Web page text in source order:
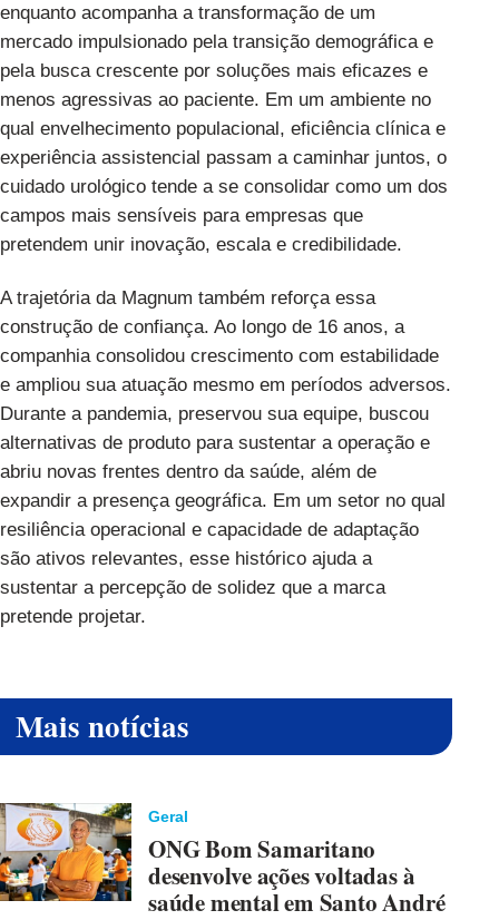
enquanto acompanha a transformação de um
mercado impulsionado pela transição demográfica e
pela busca crescente por soluções mais eficazes e
menos agressivas ao paciente. Em um ambiente no
qual envelhecimento populacional, eficiência clínica e
experiência assistencial passam a caminhar juntos, o
cuidado urológico tende a se consolidar como um dos
campos mais sensíveis para empresas que
pretendem unir inovação, escala e credibilidade.
A trajetória da Magnum também reforça essa
construção de confiança. Ao longo de 16 anos, a
companhia consolidou crescimento com estabilidade
e ampliou sua atuação mesmo em períodos adversos.
Durante a pandemia, preservou sua equipe, buscou
alternativas de produto para sustentar a operação e
abriu novas frentes dentro da saúde, além de
expandir a presença geográfica. Em um setor no qual
resiliência operacional e capacidade de adaptação
são ativos relevantes, esse histórico ajuda a
sustentar a percepção de solidez que a marca
pretende projetar.
Mais notícias
Geral
ONG Bom Samaritano
desenvolve ações voltadas à
saúde mental em Santo André